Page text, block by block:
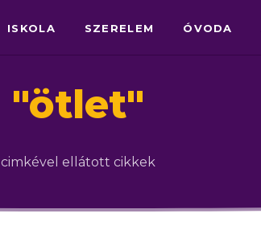
ISKOLA SZERELEM ÓVODA
"ötlet"
cimkével ellátott cikkek